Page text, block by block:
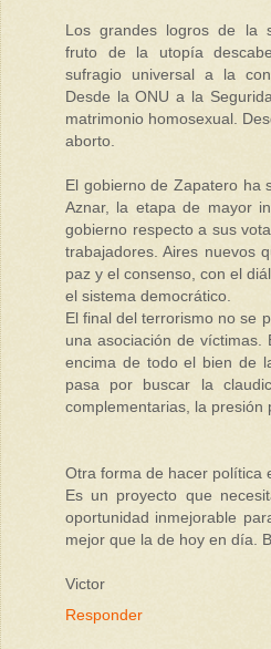
Los grandes logros de la
fruto de la utopía
sufragio universal a la
Desde la ONU a la
matrimonio homosexual.
aborto.
El gobierno de Zapatero ha
Aznar, la etapa de mayor
gobierno respecto a sus
trabajadores. Aires nuevos
paz y el consenso, con el
el sistema democrático.
El final del terrorismo no se
una asociación de
encima de todo el bien de
pasa por buscar la
complementarias, la presión
Otra forma de hacer política
Es un proyecto que
oportunidad inmejorable
mejor que la de hoy en día.
Victor
Responder